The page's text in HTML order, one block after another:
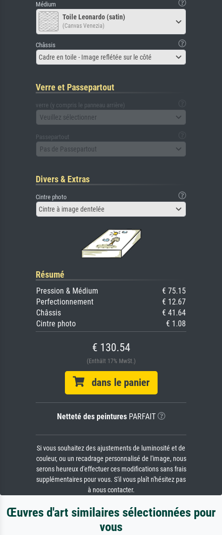
Médium
Toile Leonardo (satin)
(Canvas Venezia)
Châssis
Cadre en toile - Image reflétée sur le côté
Verre et Passepartout
verre (y compris le panneau arrière)
Veuillez sélectionner
Passepartout
Pas de Passepartout
Divers & Extras
Cintre photo
Cintre à image dentelée
Résumé
Pression & Médium
€ 75.15
Perfectionnement
€ 12.67
Châssis
€ 41.64
Cintre photo
€ 1.08
€ 130.54
(Enthält 17% MwSt.)
dans le panier
Netteté des peinturesPARFAIT
Si vous souhaitez des ajustements de luminosité et de
couleur, ou un recadrage personnalisé de l'image, nous
serons heureux d'effectuer ces modifications sans frais
supplémentaires pour vous. S'il vous plaît n'hésitez pas
à nous contacter.
Œuvres d'art similaires sélectionnées pour
vous